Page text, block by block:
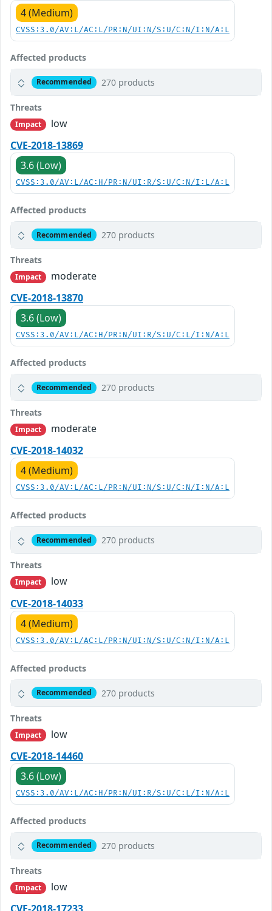
4 (Medium)
CVSS:3.0/AV:L/AC:L/PR:N/UI:N/S:U/C:N/I:N/A:L
Affected products
Recommended 270 products
Threats
Impact
low
CVE-2018-13869
3.6 (Low)
CVSS:3.0/AV:L/AC:H/PR:N/UI:R/S:U/C:N/I:L/A:L
Affected products
Recommended 270 products
Threats
Impact
moderate
CVE-2018-13870
3.6 (Low)
CVSS:3.0/AV:L/AC:H/PR:N/UI:R/S:U/C:L/I:N/A:L
Affected products
Recommended 270 products
Threats
Impact
moderate
CVE-2018-14032
4 (Medium)
CVSS:3.0/AV:L/AC:L/PR:N/UI:N/S:U/C:N/I:N/A:L
Affected products
Recommended 270 products
Threats
Impact
low
CVE-2018-14033
4 (Medium)
CVSS:3.0/AV:L/AC:L/PR:N/UI:N/S:U/C:N/I:N/A:L
Affected products
Recommended 270 products
Threats
Impact
low
CVE-2018-14460
3.6 (Low)
CVSS:3.0/AV:L/AC:H/PR:N/UI:R/S:U/C:L/I:N/A:L
Affected products
Recommended 270 products
Threats
Impact
low